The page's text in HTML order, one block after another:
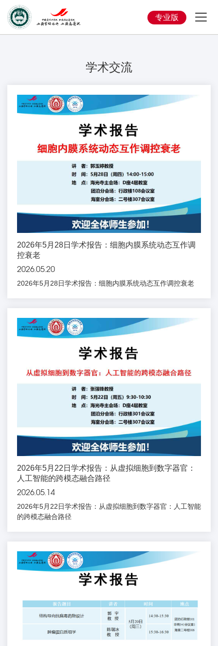
专业版
学术交流
2026年5月28日学术报告：细胞内膜系统动态互作调
控衰老
2026.05.20
2026年5月28日学术报告：细胞内膜系统动态互作调控衰老
2026年5月22日学术报告：从虚拟细胞到数字器官：
人工智能的跨模态融合路径
2026.05.14
2026年5月22日学术报告：从虚拟细胞到数字器官：人工智能
的跨模态融合路径